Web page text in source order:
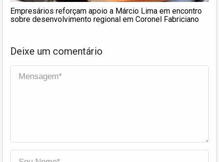
Empresários reforçam apoio a Márcio Lima em encontro
sobre desenvolvimento regional em Coronel Fabriciano
Deixe um comentário